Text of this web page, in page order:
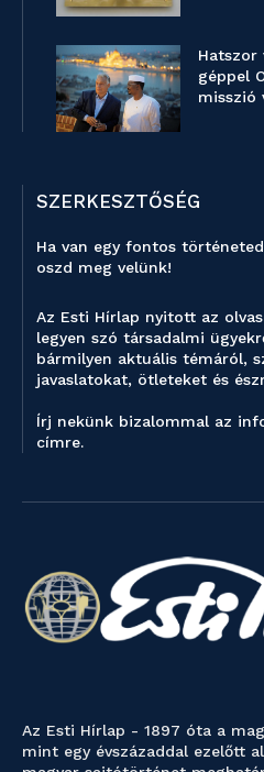
Hatszor
géppel
misszió
SZERKESZTŐSÉG
Ha van egy fontos
oszd meg velünk!
Az Esti Hírlap nyitott az
legyen szó társadalmi
bármilyen aktuális témáról,
javaslatokat, ötleteket és
Írj nekünk bizalommal az
címre.
Az Esti Hírlap - 1897 óta a
mint egy évszázaddal ezelőtt